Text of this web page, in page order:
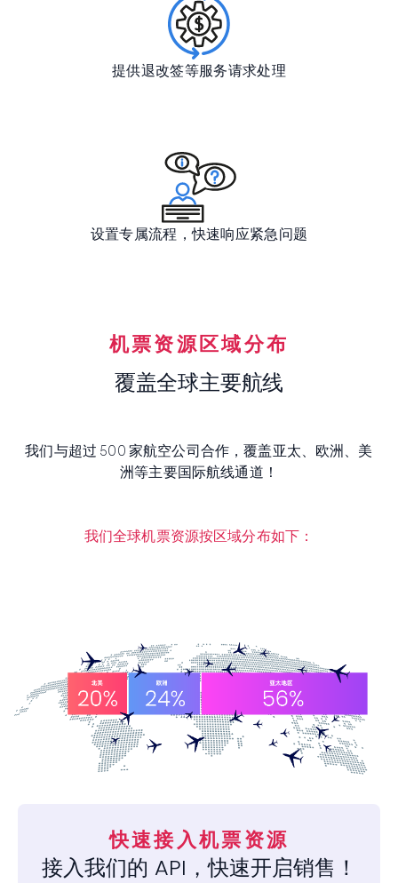
提供退改签等服务请求处理
设置专属流程，快速响应紧急问题
机票资源区域分布
覆盖全球主要航线
我们与超过 500 家航空公司合作，覆盖亚太、欧洲、美
洲等主要国际航线通道！
我们全球机票资源按区域分布如下：
快速接入机票资源
接入我们的 API，快速开启销售！